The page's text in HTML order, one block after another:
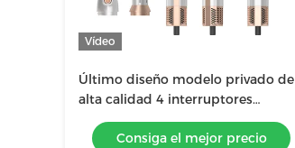
Vídeo
Último diseño modelo privado de
alta calidad 4 interruptores
secador de pelo de patente
multifunción peinador
Consiga el mejor precio